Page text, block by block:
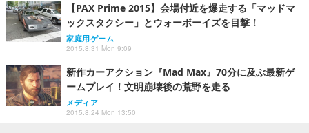
【PAX Prime 2015】会場付近を爆走する「マッドマ
ックスタクシー」とウォーボーイズを目撃！
家庭用ゲーム
2015.8.31 Mon 9:09
新作カーアクション『Mad Max』70分に及ぶ最新ゲ
ームプレイ！文明崩壊後の荒野を走る
メディア
2015.8.24 Mon 13:50